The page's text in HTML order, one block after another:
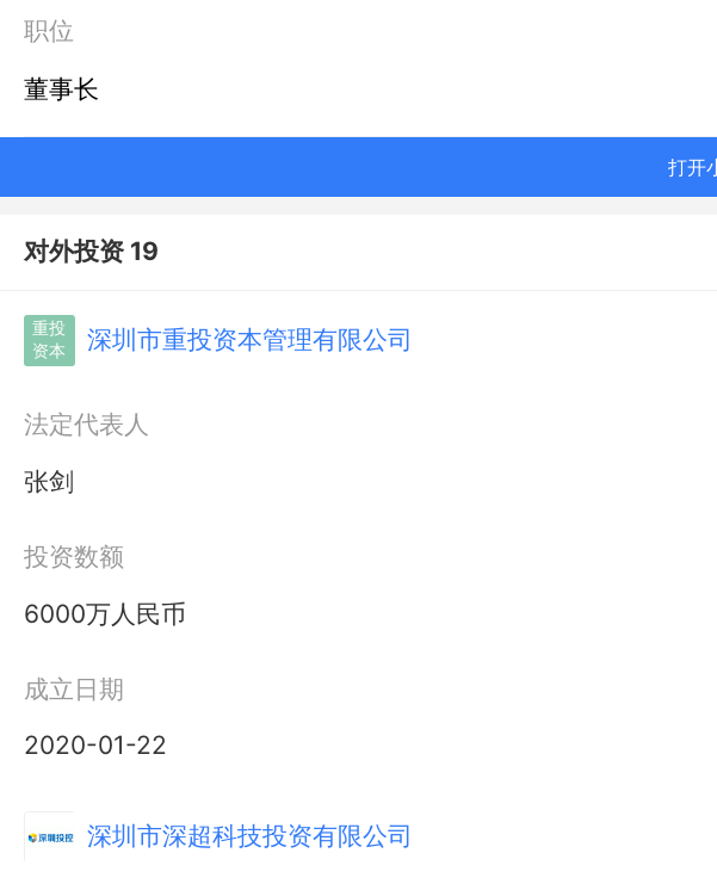
职位
董事长
打开
对外投资 19
重投
资本
深圳市重投资本管理有限公司
法定代表人
张剑
投资数额
6000万人民币
成立日期
2020-01-22
深圳市深超科技投资有限公司